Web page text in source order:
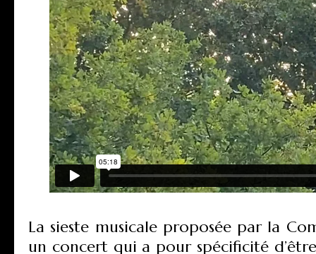
La sieste musicale proposée par la
un concert qui a pour spécificité